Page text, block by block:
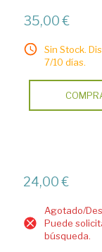
35,00 €
Sin Stock.
7/10 días.
24,00 €
Agotado/
Puede
búsqueda.